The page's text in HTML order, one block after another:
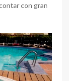
con gran